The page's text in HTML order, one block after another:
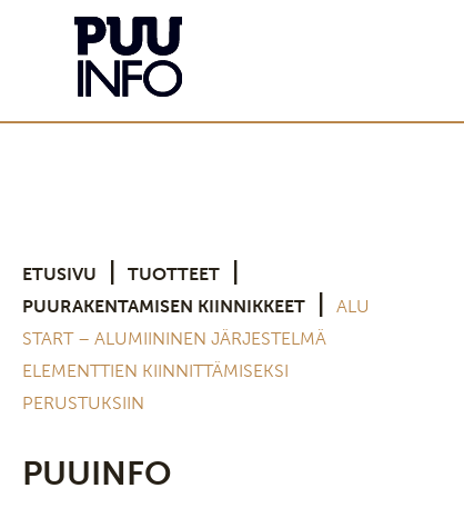
ETUSIVU TUOTTEET
PUURAKENTAMISEN KIINNIKKEET
ALU
START – ALUMIININEN JÄRJESTELMÄ
ELEMENTTIEN KIINNITTÄMISEKSI
PERUSTUKSIIN
PUUINFO